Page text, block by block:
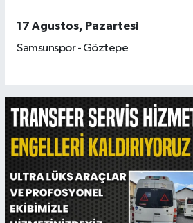
17 Ağustos, Pazartesi
Samsunspor - Göztepe